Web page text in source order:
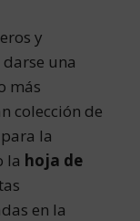
y
una
más
colección de
la
la hoja de
en la